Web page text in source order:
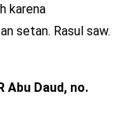
karena
setan. Rasul saw.
Abu Daud, no.